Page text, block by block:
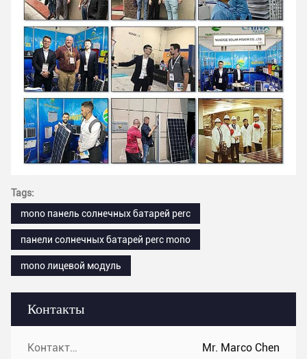
Контакты
Контакты: Mr. Marco Chen
Tags:
mono панель солнечных батарей perc
панели солнечных батарей perc mono
mono лицевой модуль